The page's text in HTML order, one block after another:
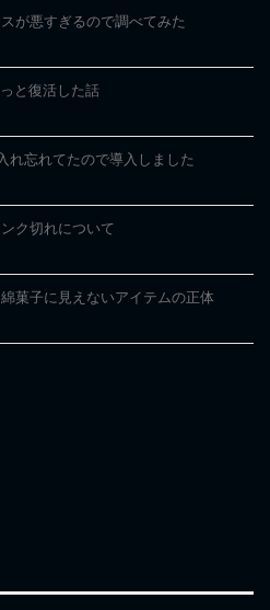
が悪すぎるので調べてみた
と復活した話
れ忘れてたので導入しました
ク切れについて
菓子に見えないアイテムの正体